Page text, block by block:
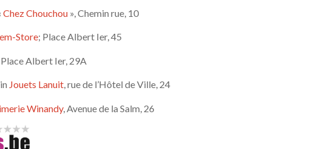
Chez Chouchou », Chemin rue, 10
Store; Place Albert Ier, 45
Place Albert Ier, 29A
Jouets Lanuit, rue de l’Hôtel de Ville, 24
Winandy, Avenue de la Salm, 26